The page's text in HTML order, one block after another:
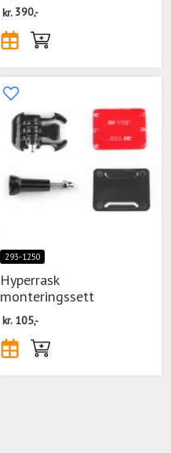
kr. 390,-
293-1250
Hyperrask
monteringssett
kr. 105,-